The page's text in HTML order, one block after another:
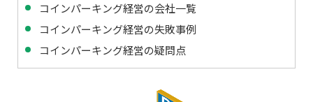
コインパーキング経営の会社一覧
コインパーキング経営の失敗事例
コインパーキング経営の疑問点